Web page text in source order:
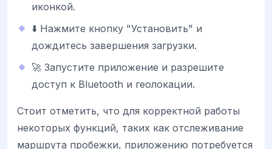
иконкой.
⬇️ Нажмите кнопку "Установить" и
дождитесь завершения загрузки.
🚀 Запустите приложение и разрешите
доступ к Bluetooth и геолокации.
Стоит отметить, что для корректной работы
некоторых функций, таких как отслеживание
маршрута пробежки, приложению потребуется